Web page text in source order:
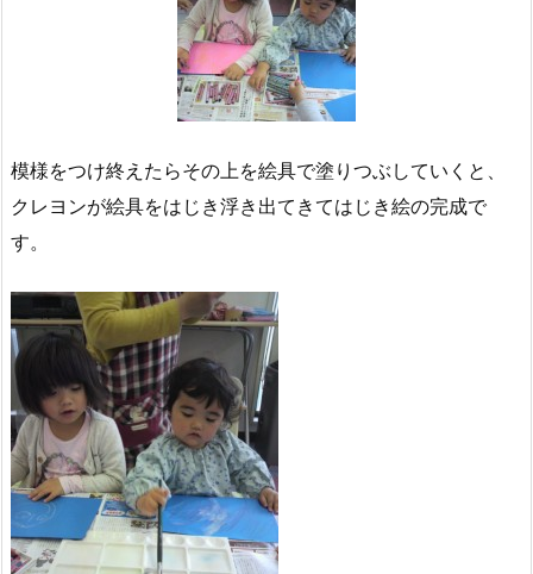
模様をつけ終えたらその上を絵具で塗りつぶしていくと、
クレヨンが絵具をはじき浮き出てきてはじき絵の完成で
す。